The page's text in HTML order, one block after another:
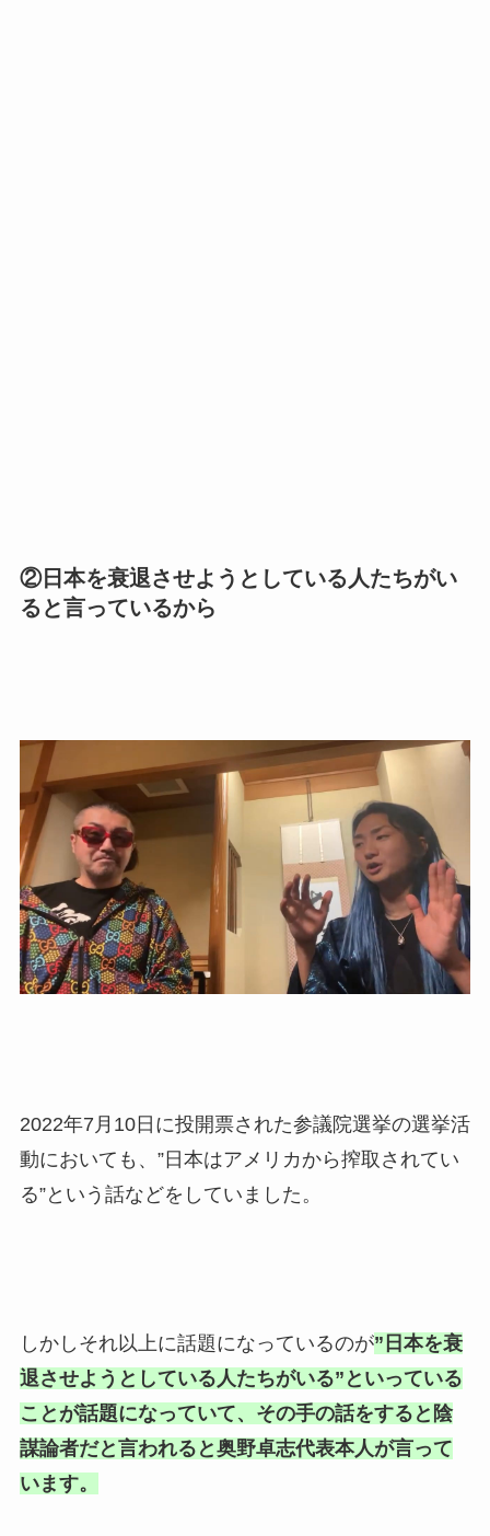
②日本を衰退させようとしている人たちがい
ると言っているから
2022年7月10日に投開票された参議院選挙の選挙活
動においても、”日本はアメリカから搾取されてい
る”という話などをしていました。
しかしそれ以上に話題になっているのが”日本を衰
退させようとしている人たちがいる”といっている
ことが話題になっていて、その手の話をすると陰
謀論者だと言われると奥野卓志代表本人が言って
います。